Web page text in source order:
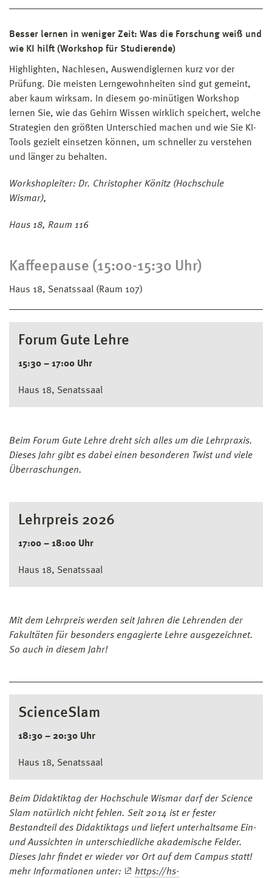
Besser lernen in weniger Zeit: Was die Forschung weiß und
wie KI hilft (Workshop für Studierende)
Highlighten, Nachlesen, Auswendiglernen kurz vor der
Prüfung. Die meisten Lerngewohnheiten sind gut gemeint,
aber kaum wirksam. In diesem 90-minütigen Workshop
lernen Sie, wie das Gehirn Wissen wirklich speichert, welche
Strategien den größten Unterschied machen und wie Sie KI-
Tools gezielt einsetzen können, um schneller zu verstehen
und länger zu behalten.
Workshopleiter: Dr. Christopher Könitz (Hochschule
Wismar),
Haus 18, Raum 116
Kaffeepause (15:00-15:30 Uhr)
Haus 18, Senatssaal (Raum 107)
Forum Gute Lehre
15:30 – 17:00 Uhr
Haus 18, Senatssaal
Beim Forum Gute Lehre dreht sich alles um die Lehrpraxis.
Dieses Jahr gibt es dabei einen besonderen Twist und viele
Überraschungen.
Lehrpreis 2026
17:00 – 18:00 Uhr
Haus 18, Senatssaal
Mit dem Lehrpreis werden seit Jahren die Lehrenden der
Fakultäten für besonders engagierte Lehre ausgezeichnet.
So auch in diesem Jahr!
ScienceSlam
18:30 – 20:30 Uhr
Haus 18, Senatssaal
Beim Didaktiktag der Hochschule Wismar darf der Science
Slam natürlich nicht fehlen. Seit 2014 ist er fester
Bestandteil des Didaktiktags und liefert unterhaltsame Ein-
und Aussichten in unterschiedliche akademische Felder.
Dieses Jahr findet er wieder vor Ort auf dem Campus statt!
mehr Informationen unter:
https://hs-